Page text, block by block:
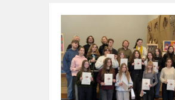
regiono
dailės
mokinių
olimpiada
„Archyvas